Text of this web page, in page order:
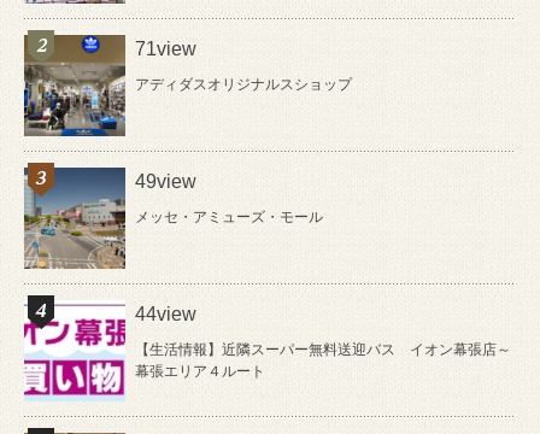
71view
アディダスオリジナルスショップ
49view
メッセ・アミューズ・モール
44view
【生活情報】近隣スーパー無料送迎バス イオン幕張店～
幕張エリア４ルート